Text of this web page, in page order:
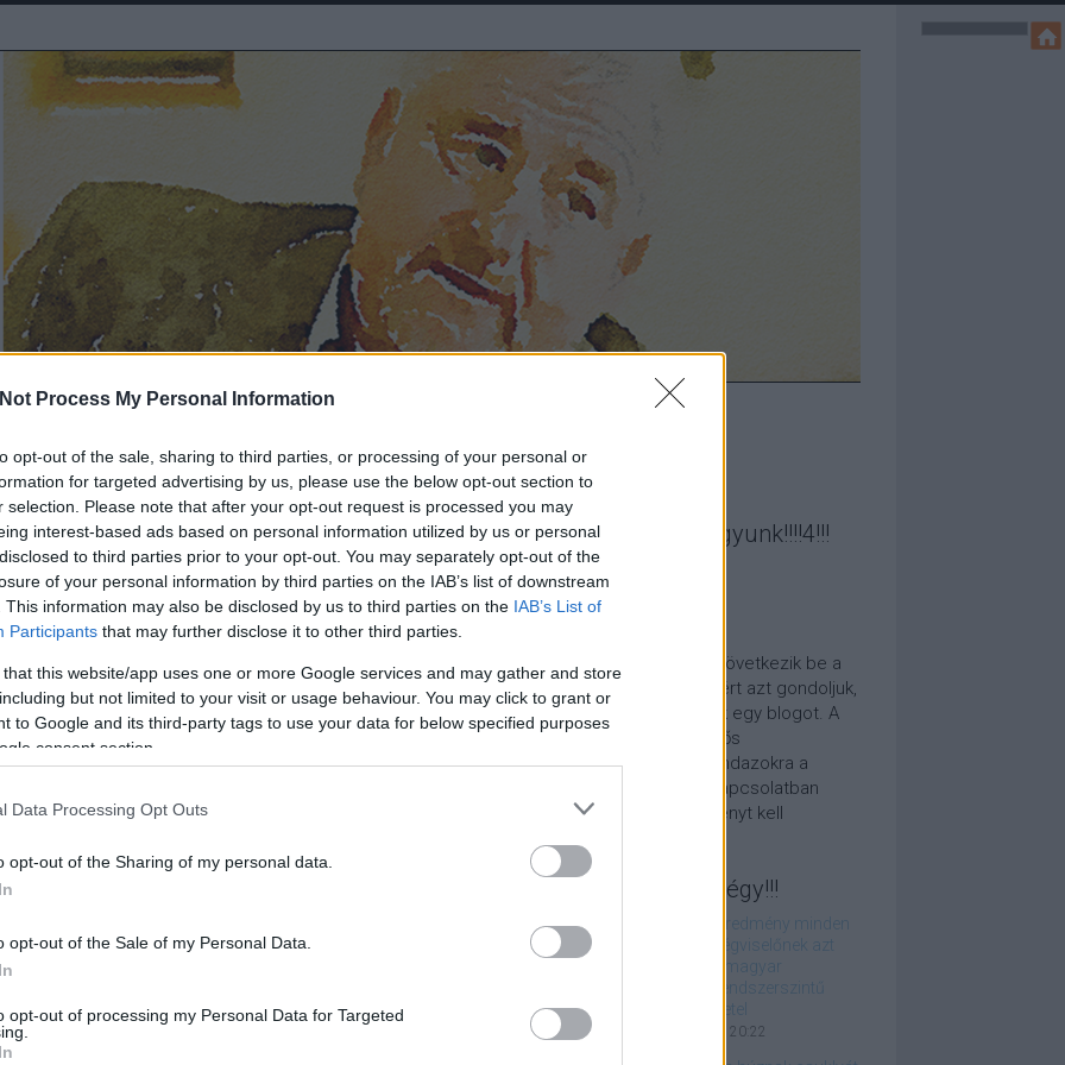
Process My Personal Information
opt-out of the sale, sharing to third parties, or processing of your personal or
for targeted advertising by us, please use the below opt-out section to
selection. Please note that after your opt-out request is processed you may
interest-based ads based on personal information utilized by us or personal
to third parties prior to your opt-out. You may separately opt-out of the
of your personal information by third parties on the IAB’s list of downstream
This information may also be disclosed by us to third parties on the IAB’s List of
Participants that may further disclose it to other third parties.
that this website/app uses one or more Google services and may gather and store
but not limited to your visit or usage behaviour. You may click to grant or
to Google and its third-party tags to use your data for below specified purposes
consent section.
Data Processing Opt Outs
opt-out of the Sharing of my personal data.
opt-out of the Sale of my Personal Data.
opt-out of processing my Personal Data for Targeted
vitatható
közérdek fűződött az ügynökakták teljes
ez már csak igen korlátozottan igaz. Történészekre
a Rákosi–Kádár-éra bűneit, amelyekkel tényleg
Szakemberek feladata, hogy a rendszerszintű
és…
TOVÁBB
kampány nyilvánosság ügynökakták
mindenhez is ért
Facebookon is ott vagyunk!!!!4!!!
Úgy fest, paradigmaváltás következik be a
kormányzati politikában, ezért azt gondoljuk,
valamit tennünk kell: indítunk egy blogot. A
célunk nem több, mint felelős
értelmiségiként reagálni mindazokra a
történésekre, amelyekkel kapcsolatban
gyakorló jogászként véleményt kell
A legjobbak, tőlünk!!négy!!!
A választási eredmény minden
közjogi tisztségviselőnek azt
üzeni, hogy a magyar
társadalom rendszerszintű
változást követel
2026. április 17. 20:22